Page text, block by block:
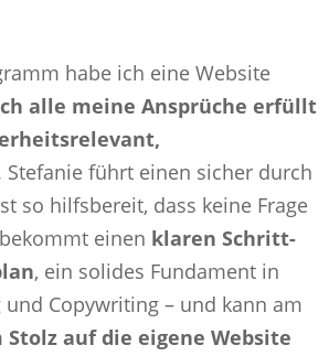
habe ich eine Website
alle meine Ansprüche erfüllt
Stefanie führt einen sicher durch
so hilfsbereit, dass keine Frage
einen klaren Schritt-
, ein solides Fundament in
Copywriting – und kann am
auf die eigene Website